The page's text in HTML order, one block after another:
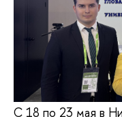
С 18 по 23 мая в